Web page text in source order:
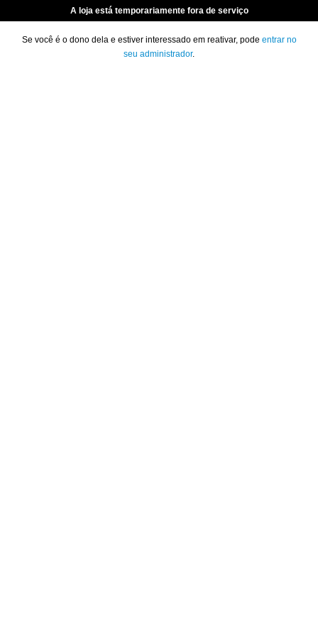
A loja está temporariamente fora de serviço
Se você é o dono dela e estiver interessado em reativar, pode entrar no
seu administrador.